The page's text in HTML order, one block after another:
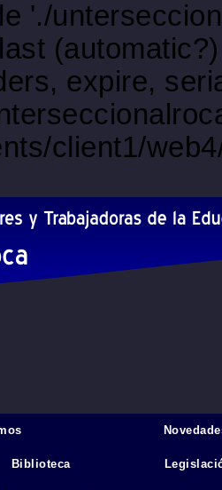
'./
expire,
client1/
Biblioteca